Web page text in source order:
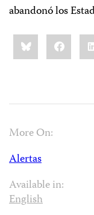
abandonó los
Share
this:Bluesky
More On:
Alertas
Available in:
English